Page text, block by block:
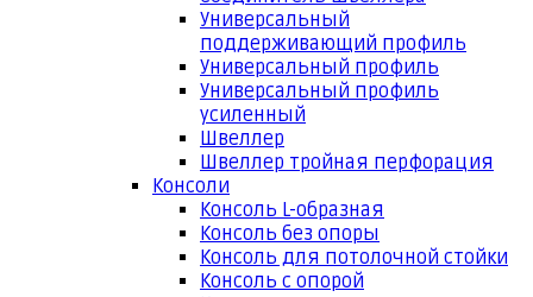
Универсальный
поддерживающий профиль
Универсальный профиль
Универсальный профиль
усиленный
Швеллер
Швеллер тройная перфорация
Консоли
Консоль L-образная
Консоль без опоры
Консоль для потолочной стойки
Консоль с опорой